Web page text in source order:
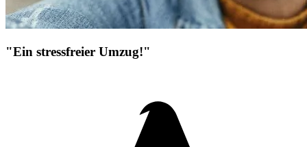
"Ein stressfreier Umzug!"